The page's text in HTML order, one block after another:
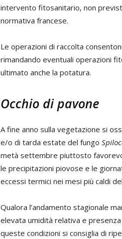
intervento fitosanitario, non
normativa francese.
Le operazioni di raccolta
rimandando eventuali operazioni
ultimato anche la potatura.
Occhio di pavone
A fine anno sulla vegetazione si
e/o di tarda estate del fungo
metà settembre piuttosto
le precipitazioni piovose e le
eccessi termici nei mesi più caldi
Qualora l’andamento stagionale
elevata umidità relativa e
queste condizioni si consiglia di